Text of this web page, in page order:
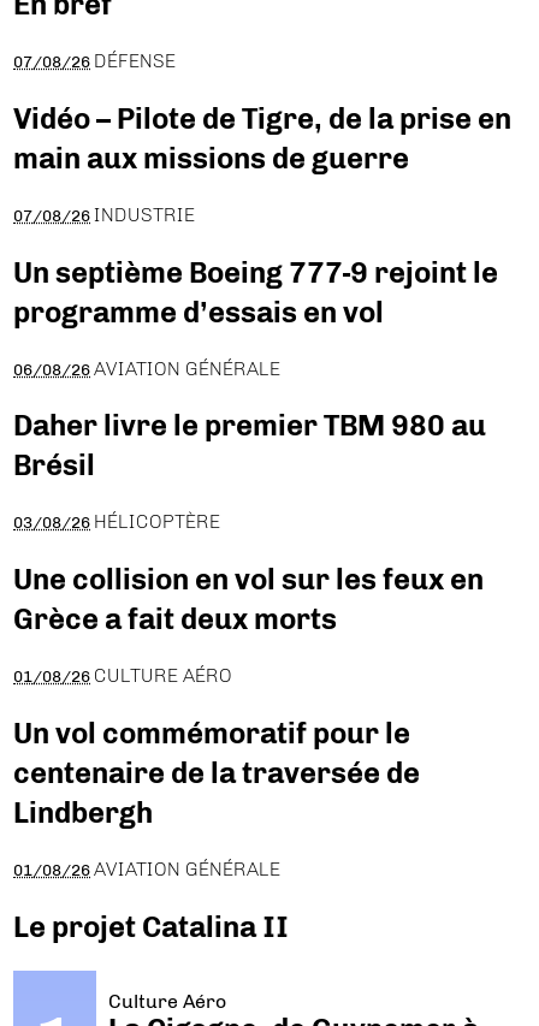
07/08/26 DÉFENSE
Vidéo – Pilote de Tigre, de la prise en
main aux missions de guerre
07/08/26 INDUSTRIE
Un septième Boeing 777-9 rejoint le
programme d’essais en vol
06/08/26 AVIATION GÉNÉRALE
Daher livre le premier TBM 980 au
Brésil
03/08/26 HÉLICOPTÈRE
Une collision en vol sur les feux en
Grèce a fait deux morts
01/08/26 CULTURE AÉRO
Un vol commémoratif pour le
centenaire de la traversée de
Lindbergh
01/08/26 AVIATION GÉNÉRALE
Le projet Catalina II
Culture Aéro